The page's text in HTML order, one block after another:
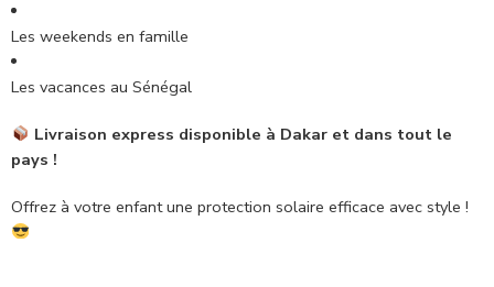
Les weekends en famille
Les vacances au Sénégal
Livraison express disponible à Dakar et dans tout le
pays !
Offrez à votre enfant une protection solaire efficace avec style !